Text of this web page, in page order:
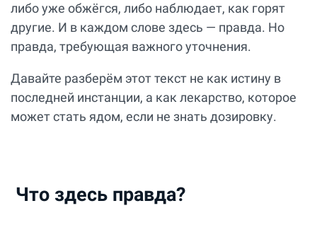
либо уже обжёгся, либо наблюдает, как горят
другие. И в каждом слове здесь — правда. Но
правда, требующая важного уточнения.
Давайте разберём этот текст не как истину в
последней инстанции, а как лекарство, которое
может стать ядом, если не знать дозировку.
Что здесь правда?